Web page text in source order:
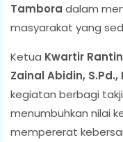
Tambora dalam
masyarakat yang
Ketua Kwartir
Zainal Abidin, S.Pd.,
kegiatan berbagi
menumbuhkan nilai
mempererat